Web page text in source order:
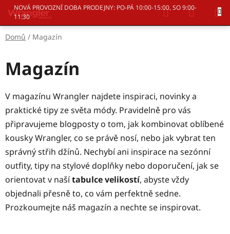
Přejít
obsah
NOVÁ PROVOZNÍ DOBA PRODEJNY: PO-PÁ 10:00-15:00, SO 9:00-
11:30
Hledat
KOŠÍK
Domů / Magazín
Magazín
V magazínu Wrangler najdete inspiraci, novinky a
praktické tipy ze světa módy. Pravidelně pro vás
připravujeme blogposty o tom, jak kombinovat oblíbené
kousky Wrangler, co se právě nosí, nebo jak vybrat ten
správný střih džínů. Nechybí ani inspirace na sezónní
outfity, tipy na stylové doplňky nebo doporučení, jak se
orientovat v našítabulce velikostí, abyste vždy
objednali přesně to, co vám perfektně sedne.
Prozkoumejte náš magazín a nechte se inspirovat.